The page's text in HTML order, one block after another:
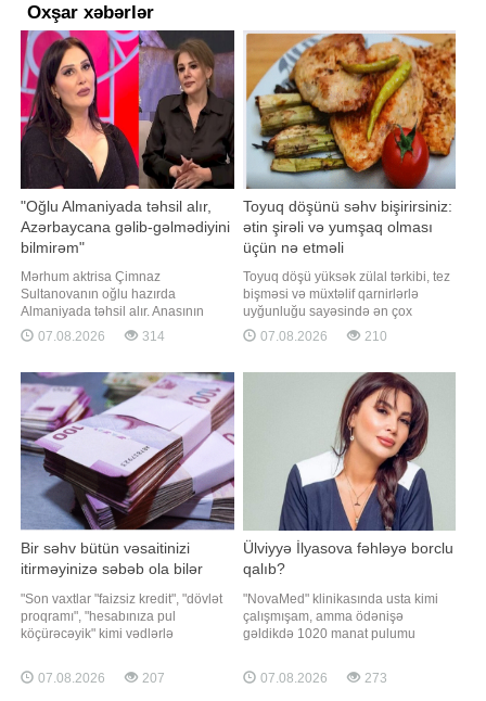
Oxşar xəbərlər
"Oğlu Almaniyada təhsil alır,
Azərbaycana gəlib-gəlmədiyini
bilmirəm"
Mərhum aktrisa Çimnaz
Sultanovanın oğlu hazırda
Almaniyada təhsil alır. Anasının
vəfatından sonra onun Azərbaycana
gəlib-gəlməməsi barədə məlumatım
Əliyeva Qaynarinfo-ya
açıqlamasında deyib. Aktrisa
mərhumun yaxınları ilə əlaqə
saxlamadığını bildirib:. "Ona görə d
07.08.2026 314
Toyuq döşünü səhv bişirirsiniz:
ətin şirəli və yumşaq olması
üçün nə etməli
Toyuq döşü yüksək zülal tərkibi, tez
bişməsi və müxtəlif qarnirlərlə
uyğunluğu sayəsində ən çox
istifadə olunan məhsullardan biridir.
Ancaq bir çox insanın qarşılaşdığı
sonra ətin quru və sərt olması. xarici
mediaya istinadən xəbər verir ki,
bunun qarşısını almaq
düşündüyünüzdə
07.08.2026 210
Bir səhv bütün vəsaitinizi
itirməyinizə səbəb ola bilər
"Son vaxtlar "faizsiz kredit", "dövlət
proqramı", "hesabınıza pul
köçürəcəyik" kimi vədlərlə
məlumatlarını ələ keçirməyə çalışan
dələduzların sayı artır. Unutmayın ki,
07.08.2026 207
Ülviyyə İlyasova fəhləyə borclu
qalıb?
"NovaMed" klinikasında usta kimi
çalışmışam, amma ödənişə
gəldikdə 1020 manat pulumu
adının çəkilməsini istəməyən
vətəndaş müraciət edib. Tibb
07.08.2026 273